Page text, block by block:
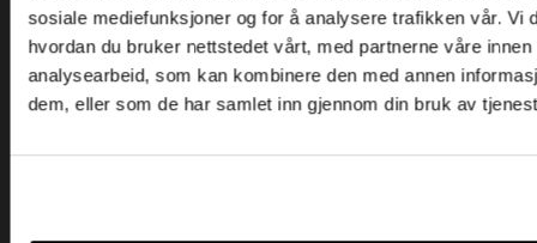
sosiale mediefunksjoner og for å analysere trafikken vår. Vi
hvordan du bruker nettstedet vårt, med partnerne våre
analysearbeid, som kan kombinere den med annen
dem, eller som de har samlet inn gjennom din bruk av
Telefon: +47 22 92 50 00
E-post: kundeservice@tendenz.net
Nyttige lenker
Datablad